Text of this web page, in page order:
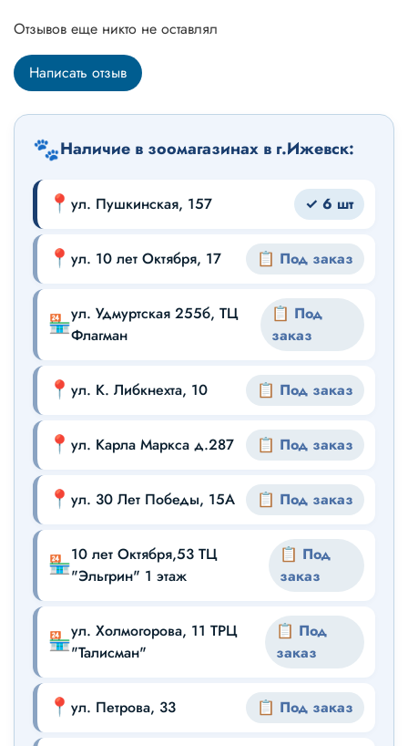
Отзывов еще никто не оставлял
Написать отзыв
🐾Наличие в зоомагазинах в г.Ижевск:
📍 ул. Пушкинская, 157 ✓ 6 шт
📍 ул. 10 лет Октября, 17 📋 Под заказ
🏪ул. Удмуртская 255б, ТЦ
Флагман
📋 Под
заказ
📍 ул. К. Либкнехта, 10 📋 Под заказ
📍 ул. Карла Маркса д.287 📋 Под заказ
📍 ул. 30 Лет Победы, 15А 📋 Под заказ
🏪10 лет Октября,53 ТЦ
"Эльгрин" 1 этаж
📋 Под
заказ
🏪ул. Холмогорова, 11 ТРЦ
"Талисман"
📋 Под
заказ
📍 ул. Петрова, 33 📋 Под заказ